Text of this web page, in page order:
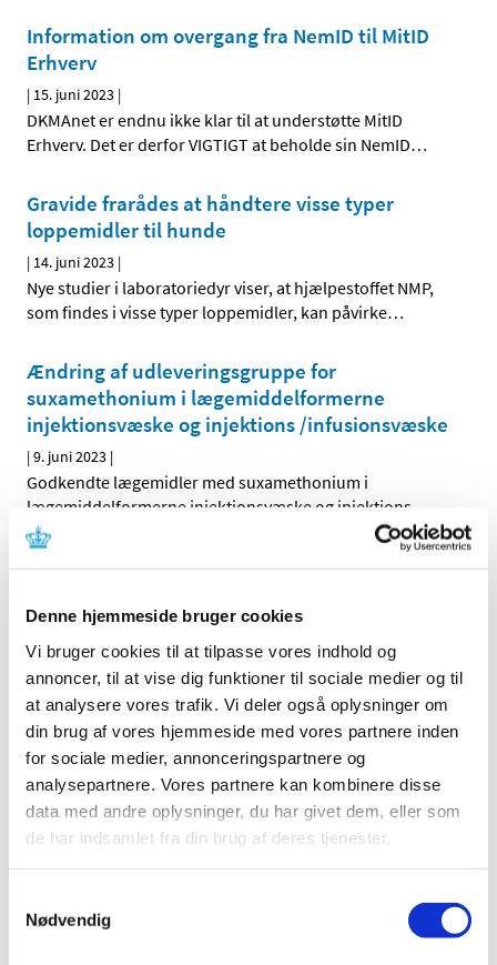
Denne hjemmeside bruger cookies
Vi bruger cookies til at tilpasse vores indhold og
annoncer, til at vise dig funktioner til sociale medier og til
at analysere vores trafik. Vi deler også oplysninger om
din brug af vores hjemmeside med vores partnere inden
for sociale medier, annonceringspartnere og
analysepartnere. Vores partnere kan kombinere disse
data med andre oplysninger, du har givet dem, eller som
de har indsamlet fra din brug af deres tjenester.
Nødvendig
Information om overgang fra NemID til MitID
Erhverv
| 15. juni 2023 |
DKMAnet er endnu ikke klar til at understøtte MitID
Erhverv. Det er derfor VIGTIGT at beholde sin NemID…
Gravide frarådes at håndtere visse typer
loppemidler til hunde
| 14. juni 2023 |
Nye studier i laboratoriedyr viser, at hjælpestoffet NMP,
som findes i visse typer loppemidler, kan påvirke…
Ændring af udleveringsgruppe for
suxamethonium i lægemiddelformerne
injektionsvæske og injektions /infusionsvæske
|9. juni 2023 |
Godkendte lægemidler med suxamethonium i
lægemiddelformerne injektionsvæske og injektions
Aduvanz 30 mg trukket tilbage – tjek dine
|9. juni 2023|
Patienter, der er i behandling med ADHD-medicinen
Aduvanz 30 mg fra leverandøren Takeda Pharma, skal …
Systemiske og inhalerede fluorquinolon-
antibiotika: påmindelse om begrænsninger
ved brug
|9. juni 2023|
Nye studiedata tyder på, at fluorquinoloner fortsat
ordineres ud over de anbefalede anvendelser.
Bevilling til at drive Roskilde Dom Apotek